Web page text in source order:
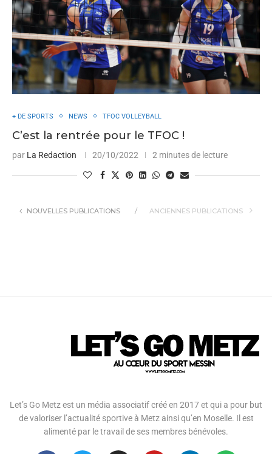
+ DE SPORTS NEWS TFOC VOLLEYBALL
C’est la rentrée pour le TFOC !
par La Redaction 20/10/2022 2 minutes de lecture
NOUVELLES PUBLICATIONS ANCIENNES PUBLICATIONS
Let’s Go Metz est un média associatif créé en 2017 et qui a pour but
de valoriser l’actualité sportive à Metz ainsi qu’en Moselle. Il est
alimenté par le travail de ses membres bénévoles.